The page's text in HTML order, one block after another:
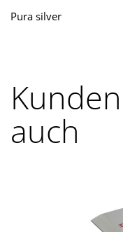
Pura silver
auch